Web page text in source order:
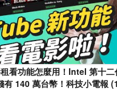
看功能怎麼用！Intel 第十
有 140 萬台幣！科技小電報